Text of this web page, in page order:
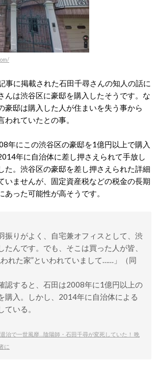
事に掲載された石田千尋さんの知人の話に
んは渋谷区に豪邸を購入したそうです。な
豪邸は購入した人が住まいを失う事から
われていたとの事。
年にこの渋谷区の豪邸を1億円以上で購入
年に自治体に差し押さえられて手放し
た。渋谷区の豪邸を差し押さえられた詳細
いませんが、固定資産税などの税金の長期
あった可能性が高そうです。
振りがよく、自宅兼オフィスとして、渋
たんです。でも、そこは買った人が皆、
れた家”といわれていまして……」（同
認すると、石田は2008年に1億円以上の
購入。しかし、2014年に自治体による
ている。
治で一世風靡…陰陽師・石田千尋が変死していた！ 晩
に